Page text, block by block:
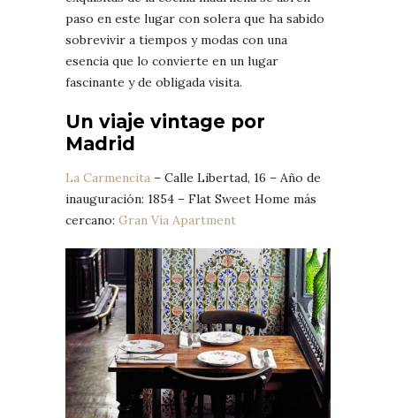
paso en este lugar con solera que ha sabido
sobrevivir a tiempos y modas con una
esencia que lo convierte en un lugar
fascinante y de obligada visita.
Un viaje vintage por
Madrid
La Carmencita – Calle Libertad, 16 – Año de
inauguración: 1854 – Flat Sweet Home más
cercano: Gran Vía Apartment